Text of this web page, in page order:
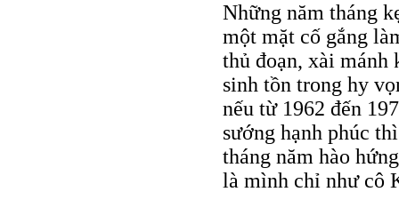
Những năm tháng
một mặt cố gắng
thủ đoạn, xài mánh
sinh tồn trong hy
nếu từ 1962 đến
sướng hạnh phúc
tháng năm hào
là mình chỉ như cô